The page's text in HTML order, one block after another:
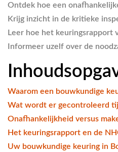
Ontdek hoe een
Krijg inzicht in de kritieke
Leer hoe het keuringsrapport
Informeer uzelf over de
Waarom een bouwkundige
Wat wordt er gecontroleerd
Onafhankelijkheid versus
Het keuringsrapport en de
Uw bouwkundige keuring in